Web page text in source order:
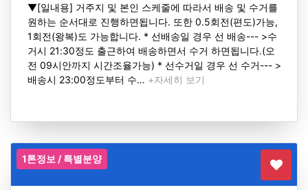
▼[일내용] 거주지 및 본인 스케줄에 따라서 배송 및 수거를
원하는 순서대로 진행하면됩니다. 또한 0.5회전(편도)가능,
1회전(왕복)도 가능합니다. * 선배송일 경우 선 배송--- >수
거시 21:30정도 출근하여 배송하면서 수거 하면됩니다.(오
전 09시안까지 시간조율가능) * 선수거일 경우 선 수거--- >
배송시 23:00정도부터 수… +자세히 보기
1톤정보 / 특별분양